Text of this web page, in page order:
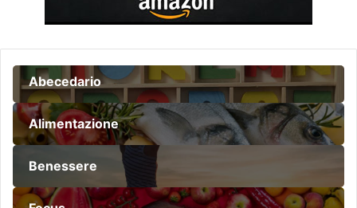
Abecedario
Alimentazione
Benessere